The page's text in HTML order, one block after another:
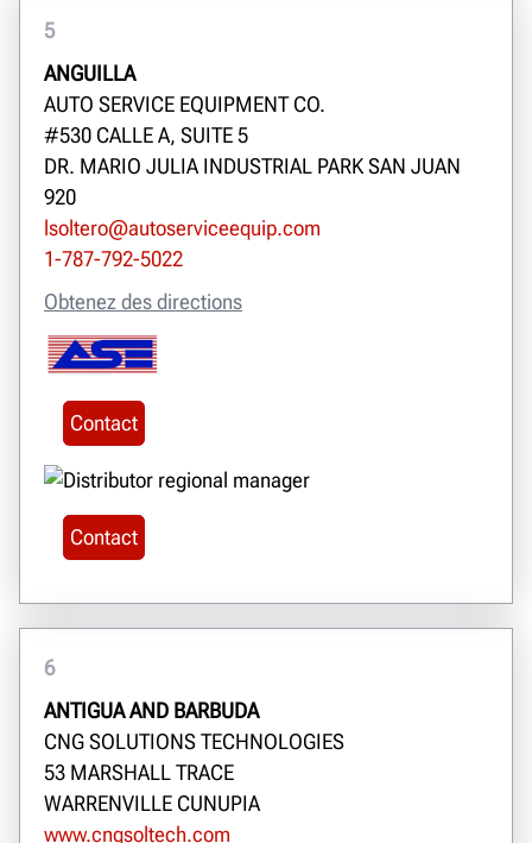
5
ANGUILLA
AUTO SERVICE EQUIPMENT CO.
#530 CALLE A, SUITE 5
DR. MARIO JULIA INDUSTRIAL PARK SAN JUAN
920
lsoltero@autoserviceequip.com
1-787-792-5022
Obtenez des directions
Contact
Contact
6
ANTIGUA AND BARBUDA
CNG SOLUTIONS TECHNOLOGIES
53 MARSHALL TRACE
WARRENVILLE CUNUPIA
www.cngsoltech.com